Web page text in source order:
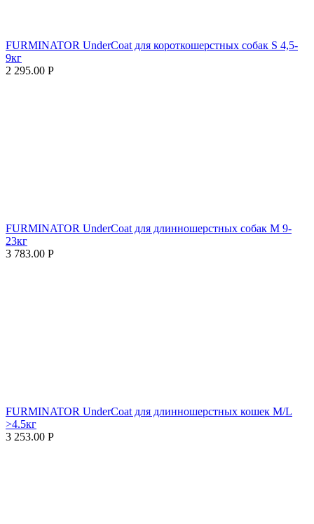
FURMINATOR UnderCoat для короткошерстных собак S 4,5-
9кг
2 295.00 Р
FURMINATOR UnderCoat для длинношерстных собак M 9-
23кг
3 783.00 Р
FURMINATOR UnderCoat для длинношерстных кошек M/L
>4.5кг
3 253.00 Р